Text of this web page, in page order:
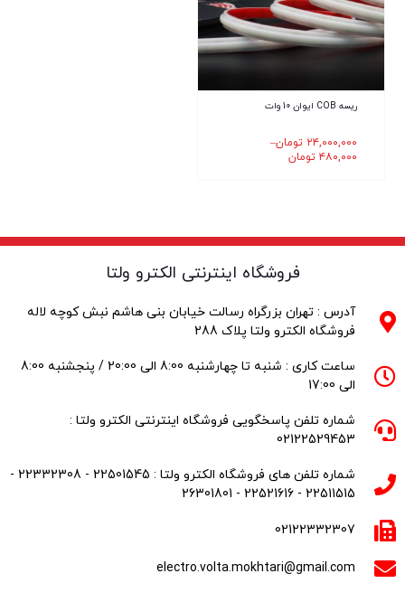
ریسه COB ایوان 10 وات
۲۴,۰۰۰,۰۰۰ تومان–
۴۸۰,۰۰۰ تومان
فروشگاه اینترنتی الکترو ولتا
آدرس : تهران بزرگراه رسالت خیابان بنی هاشم نبش کوچه لاله
فروشگاه الکترو ولتا پلاک 288
ساعت کاری : شنبه تا چهارشنبه 8:00 الی 20:00 / پنجشنبه 8:00
الی 17:00
شماره تلفن پاسخگویی فروشگاه اینترنتی الکترو ولتا :
02122529453
شماره تلفن های فروشگاه الکترو ولتا : 22501545 - 22332308 -
22511515 - 22521616 - 26301801
02122332307
electro.volta.mokhtari@gmail.com